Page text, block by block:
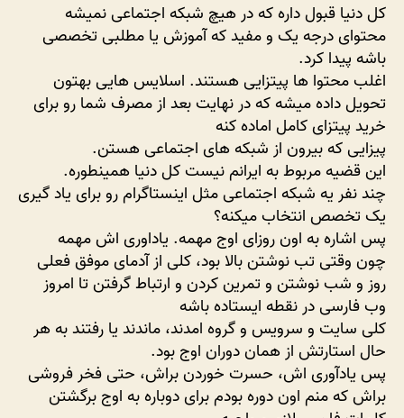
کل دنیا قبول داره که در هیچ شبکه اجتماعی نمیشه
محتوای درجه یک و مفید که آموزش یا مطلبی تخصصی
باشه پیدا کرد.
اغلب محتوا ها پیتزایی هستند. اسلایس هایی بهتون
تحویل داده میشه که در نهایت بعد از مصرف شما رو برای
خرید پیتزای کامل اماده کنه
پیزایی که بیرون از شبکه های اجتماعی هستن.
این قضیه مربوط به ایرانم نیست کل دنیا همینطوره.
چند نفر یه شبکه اجتماعی مثل اینستاگرام رو برای یاد گیری
یک تخصص انتخاب میکنه؟
پس اشاره به اون روزای اوج مهمه. یاداوری اش مهمه
چون وقتی تب نوشتن بالا بود، کلی از آدمای موفق فعلی
روز و شب نوشتن و تمرین کردن و ارتباط گرفتن تا امروز
وب فارسی در نقطه ایستاده باشه
کلی سایت و سرویس و گروه امدند، ماندند یا رفتند به هر
حال استارتش از همان دوران اوج بود.
پس یادآوری اش، حسرت خوردن براش، حتی فخر فروشی
براش که منم اون دوره بودم برای دوباره به اوج برگشتن